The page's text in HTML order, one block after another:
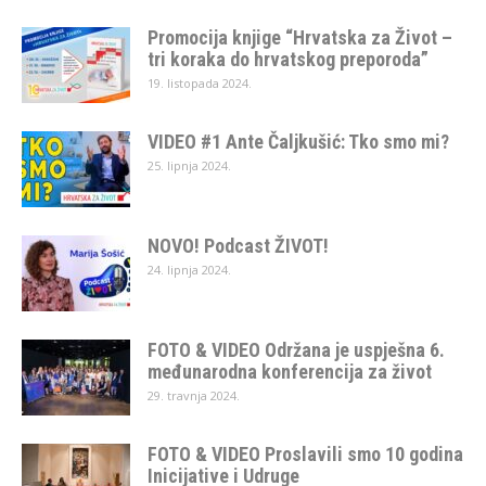
Promocija knjige “Hrvatska za Život –
tri koraka do hrvatskog preporoda”
19. listopada 2024.
VIDEO #1 Ante Čaljkušić: Tko smo mi?
25. lipnja 2024.
NOVO! Podcast ŽIVOT!
24. lipnja 2024.
FOTO & VIDEO Održana je uspješna 6.
međunarodna konferencija za život
29. travnja 2024.
FOTO & VIDEO Proslavili smo 10 godina
Inicijative i Udruge